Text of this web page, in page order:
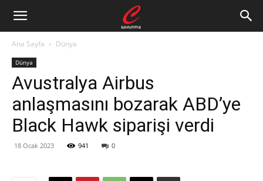
Ana Sayfa Dünya
Dünya
Avustralya Airbus
anlaşmasını bozarak ABD’ye
Black Hawk siparişi verdi
18 Ocak 2023 941 0